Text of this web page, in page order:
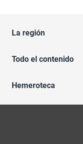
La región
Todo el contenido
Hemeroteca